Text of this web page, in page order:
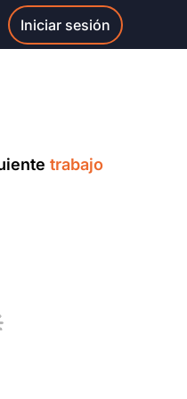
Iniciar sesión
trabajo